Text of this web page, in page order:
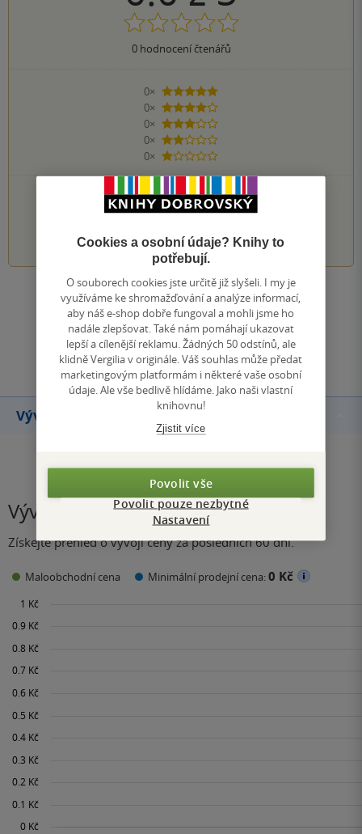
0hodnocení čtenářů
0×
5 hvězdiček
0×
4 hvězdičky
0×
3 hvězdičky
0×
2 hvězdičky
0×
1 hvezdička
PŘIDEJTE SVÉ HODNOCENÍ KNIHY
Zobrazit všechna hodnocení
Přidat hodnocení
Vývoj ceny
Vývoj ceny
Získejte přehled o vývoji ceny za posledních 60 dní.
Maloobchodní cena Minimální prodejní cena:0 Kč
Cookies a osobní údaje? Knihy to
potřebují.
O souborech cookies jste určitě již slyšeli. I my je
využíváme ke shromažďování a analýze informací,
aby náš e-shop dobře fungoval a mohli jsme ho
nadále zlepšovat. Také nám pomáhají ukazovat
lepší a cílenější reklamu. Žádných 50 odstínů, ale
klidně Vergilia v originále. Váš souhlas může předat
marketingovým platformám i některé vaše osobní
údaje. Ale vše bedlivě hlídáme. Jako naši vlastní
knihovnu!
Zjistit více
Povolit vše
Povolit pouze nezbytné
Nastavení